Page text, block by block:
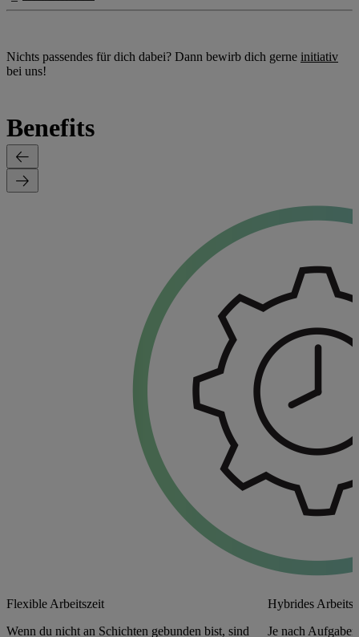
Nichts passendes für dich dabei? Dann bewirb dich gerne initiativ
bei uns!
Benefits
Flexible Arbeitszeit
Wenn du nicht an Schichten gebunden bist, sind
Hybrides
Je nach